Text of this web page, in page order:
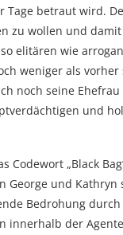
betraut wird.
zu wollen und
elitären wie
weniger als
noch seine
und
„Black
George und Kathryn
Bedrohung
innerhalb der